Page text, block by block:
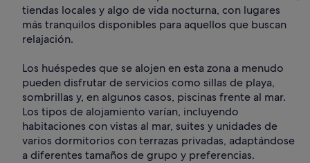
tiendas locales y algo de vida nocturna, con lugares
más tranquilos disponibles para aquellos que buscan
relajación.
Los huéspedes que se alojen en esta zona a menudo
pueden disfrutar de servicios como sillas de playa,
sombrillas y, en algunos casos, piscinas frente al mar.
Los tipos de alojamiento varían, incluyendo
habitaciones con vistas al mar, suites y unidades de
varios dormitorios con terrazas privadas, adaptándose
a diferentes tamaños de grupo y preferencias.